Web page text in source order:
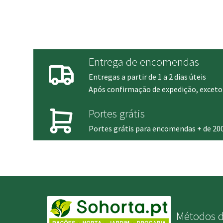
Entrega de encomendas
Entregas a partir de 1 a 2 dias úteis
Após confirmação de expedição,
Portes grátis
Portes grátis para encomendas + de
Métodos